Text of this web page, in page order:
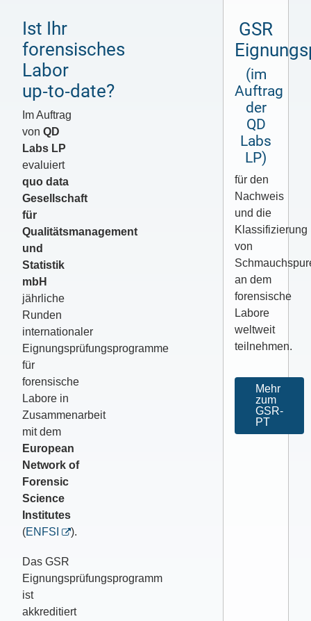
Ist Ihr
forensisches
Labor
up‑to‑date?
Im Auftrag
von QD
Labs LP
evaluiert
quo data
Gesellschaft
für
Qualitätsmanagement
und
Statistik
mbH
jährliche
Runden
internationaler
Eignungsprüfungsprogramme
für
forensische
Labore in
Zusammenarbeit
mit dem
European
Network of
Forensic
Science
Institutes
(ENFSI ).
Das GSR
Eignungsprüfungsprogramm
ist
akkreditiert
GSR
(im
Auftrag
der
QD
Labs
LP)
für den
Nachweis
und die
Klassifizierung
von
an dem
forensische
Labore
weltweit
teilnehmen.
Mehr
zum
GSR-
PT